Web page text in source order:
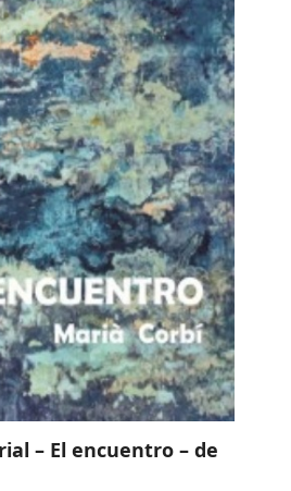
– El encuentro – de